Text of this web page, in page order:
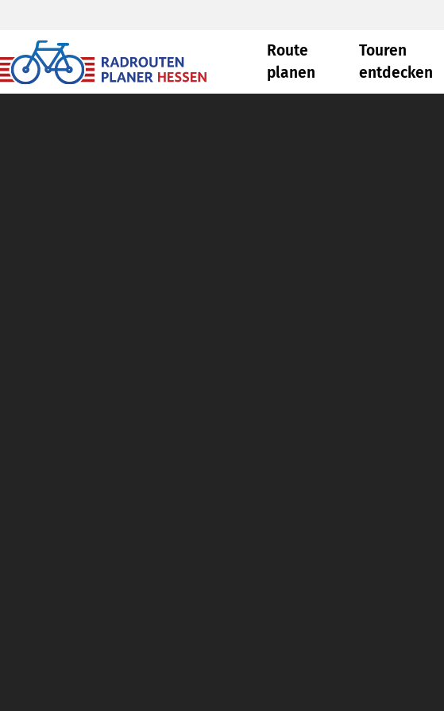
Route
planen
Touren
entdecken